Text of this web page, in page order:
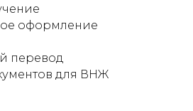
оформление
перевод
для ВНЖ